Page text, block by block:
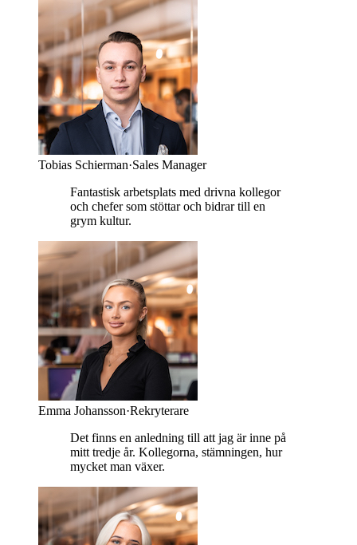
Tobias Schierman·Sales Manager
Fantastisk arbetsplats med drivna kollegor
och chefer som stöttar och bidrar till en
grym kultur.
Emma Johansson·Rekryterare
Det finns en anledning till att jag är inne på
mitt tredje år. Kollegorna, stämningen, hur
mycket man växer.